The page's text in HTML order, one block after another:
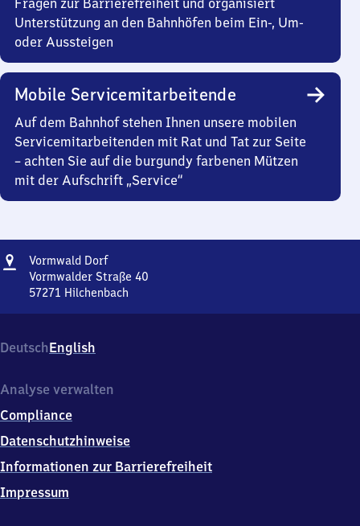
Fragen zur Barrierefreiheit und organisiert
Unterstützung an den Bahnhöfen beim Ein-, Um-
oder Aussteigen
Mobile Servicemitarbeitende
Auf dem Bahnhof stehen Ihnen unsere mobilen
Servicemitarbeitenden mit Rat und Tat zur Seite
– achten Sie auf die burgundy farbenen Mützen
mit der Aufschrift „Service“
Adresse
Vormwald DorfVormwald
Dorf
Vormwalder Straße 40
57271 Hilchenbach
Vormwalder
Straße
5
2
7
Hilchenbach
DeutschEnglish
Analyse verwalten
Compliance
Datenschutzhinweise
Informationen zur Barrierefreiheit
Impressum